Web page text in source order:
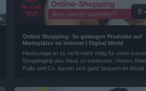
Online Shopping: So gelangen Produkte auf
Marktplätze im Internet | Digital World
Heutzutage ist es nicht mehr nötig für einen
Shoppingtrip das Haus zu verlassen. Hosen,
Pullis und Co. lassen sich ganz bequem im World